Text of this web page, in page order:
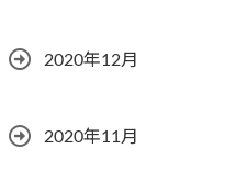
2020年12月
2020年11月